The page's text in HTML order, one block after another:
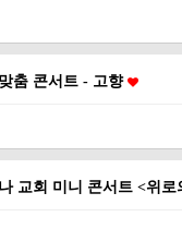
춤 콘서트 - 고향
교회 미니 콘서트 <위로